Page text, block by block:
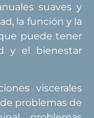
suaves y
la función y la
puede tener
y el bienestar
viscerales
problemas de